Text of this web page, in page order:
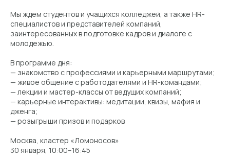
Мы ждем студентов и учащихся колледжей, а также HR-
специалистов и представителей компаний,
заинтересованных в подготовке кадров и диалоге с
молодежью.
В программе дня:
— знакомство с профессиями и карьерными маршрутами;
— живое общение с работодателями и HR-командами;
— лекции и мастер-классы от ведущих компаний;
— карьерные интерактивы: медитации, квизы, мафия и
дженга;
— розыгрыши призов и подарков
Москва, кластер «Ломоносов»
30 января, 10:00–16:45